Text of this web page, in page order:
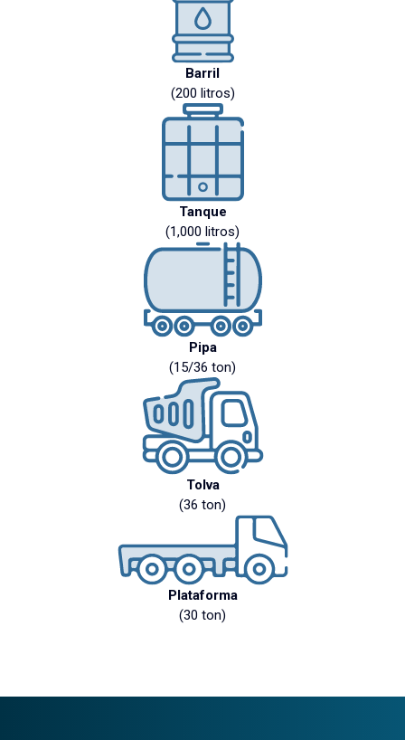
Barril
(200 litros)
Tanque
(1,000 litros)
Pipa
(15/36 ton)
Tolva
(36 ton)
Plataforma
(30 ton)